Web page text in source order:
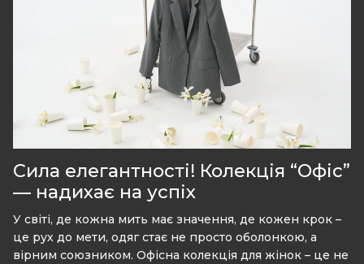
Сила елегантності! Колекція “Офіс”
— надихає на успіх
У світі, де кожна мить має значення, де кожен крок –
це рух до мети, одяг стає не просто оболонкою, а
вірним союзником. Офісна колекція для жінок – це не